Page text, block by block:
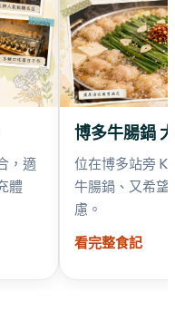
，適
體
博多牛腸鍋
位在博多站旁
牛腸鍋、又希望
慮。
看完整食記